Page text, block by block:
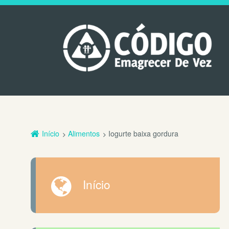
Início Alimentos Iogurte baixa gordura
Início